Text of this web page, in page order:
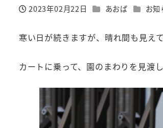
投稿日
2023年02月22日 カテゴリー
あおば カテゴ
お知
寒い日が続きますが、晴れ間も見え
カートに乗って、園のまわりを見渡